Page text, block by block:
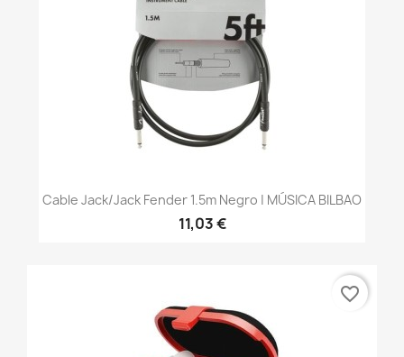
Cable Jack/jack Fender 1.5m Negro | MÚSICA BILBAO
11,03 €
favorite_border